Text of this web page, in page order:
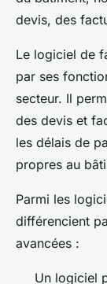
devis, des
Le logiciel de
par ses
secteur. Il
des devis et
les délais de
propres au
Parmi les
différencient
avancées :
Un logiciel